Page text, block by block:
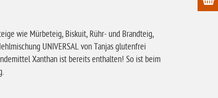
wie Mürbeteig, Biskuit, Rühr- und Brandteig,
UNIVERSAL von Tanjas glutenfrei
Xanthan ist bereits enthalten! So ist beim